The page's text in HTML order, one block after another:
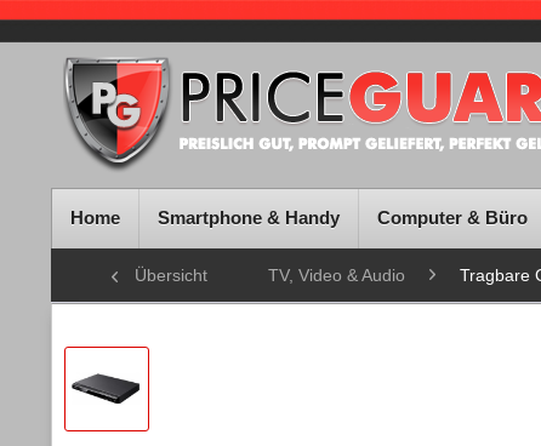
Home Smartphone & Handy Computer & Büro
Übersicht TV, Video & Audio Tragbare